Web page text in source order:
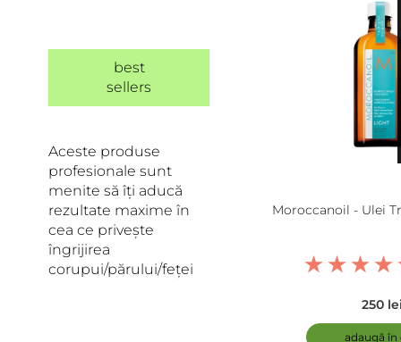
best
sellers
Aceste produse
profesionale sunt
menite să îți aducă
rezultate maxime în
cea ce privește
îngrijirea
corupui/părului/feței
Moroccanoil - Ulei
250 lei
adaugă în